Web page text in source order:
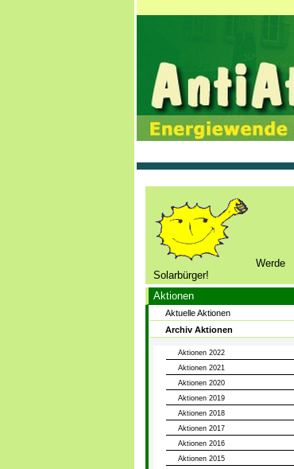
Werde
Solarbürger!
Aktionen
Aktuelle Aktionen
Archiv Aktionen
Aktionen 2022
Aktionen 2021
Aktionen 2020
Aktionen 2019
Aktionen 2018
Aktionen 2017
Aktionen 2016
Aktionen 2015